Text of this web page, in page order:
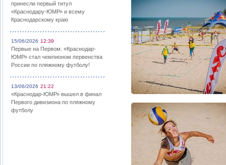
принесли первый титул
«Краснодару-ЮМР» и всему
Краснодарскому краю
15/06/2026 12:39
Первые на Первом: «Краснодар-
ЮМР» стал чемпионом первенства
России по пляжному футболу!
13/06/2026 21:22
«Краснодар-ЮМР» вышел в финал
Первого дивизиона по пляжному
футболу